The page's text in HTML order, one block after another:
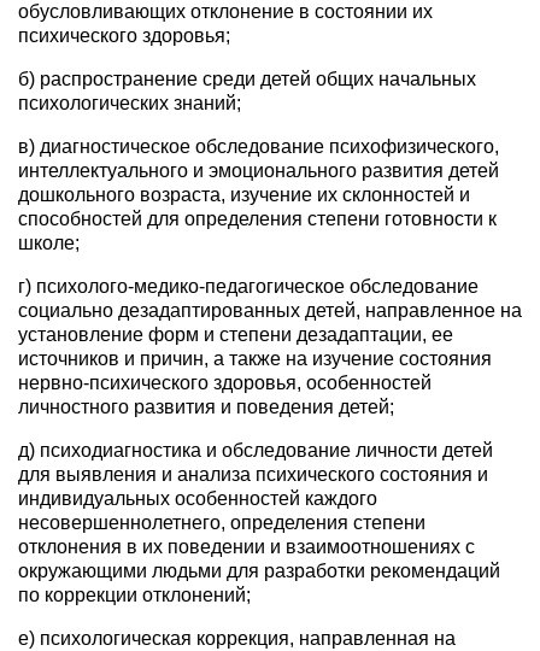
обусловливающих отклонение в состоянии их
психического здоровья;
б) распространение среди детей общих начальных
психологических знаний;
в) диагностическое обследование психофизического,
интеллектуального и эмоционального развития детей
дошкольного возраста, изучение их склонностей и
способностей для определения степени готовности к
школе;
г) психолого-медико-педагогическое обследование
социально дезадаптированных детей, направленное на
установление форм и степени дезадаптации, ее
источников и причин, а также на изучение состояния
нервно-психического здоровья, особенностей
личностного развития и поведения детей;
д) психодиагностика и обследование личности детей
для выявления и анализа психического состояния и
индивидуальных особенностей каждого
несовершеннолетнего, определения степени
отклонения в их поведении и взаимоотношениях с
окружающими людьми для разработки рекомендаций
по коррекции отклонений;
е) психологическая коррекция, направленная на